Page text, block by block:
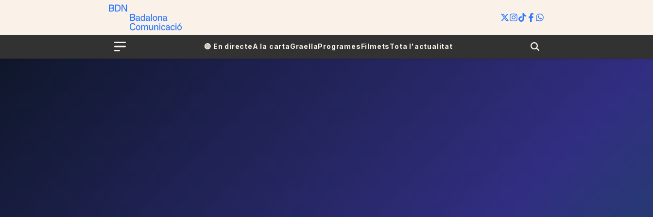
Menu
🔴​​ En directeA la cartaGraellaProgramesFilmetsTota l'actualitat Search